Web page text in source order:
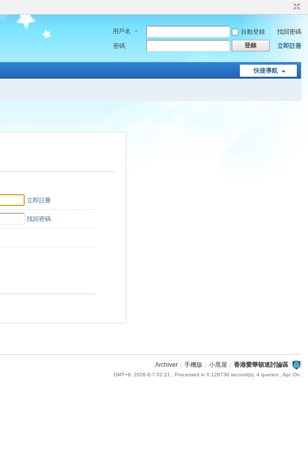
用戶名 自動登錄
找回密碼
密碼
登錄 立即註冊
快捷導航
立即註冊
找回密碼
Archiver 手機版 小黑屋 香港愛華頓迷討論區
GMT+8, 2026-8-7 02:21 , Processed in 0.128738 second(s), 4 queries , Apc On.